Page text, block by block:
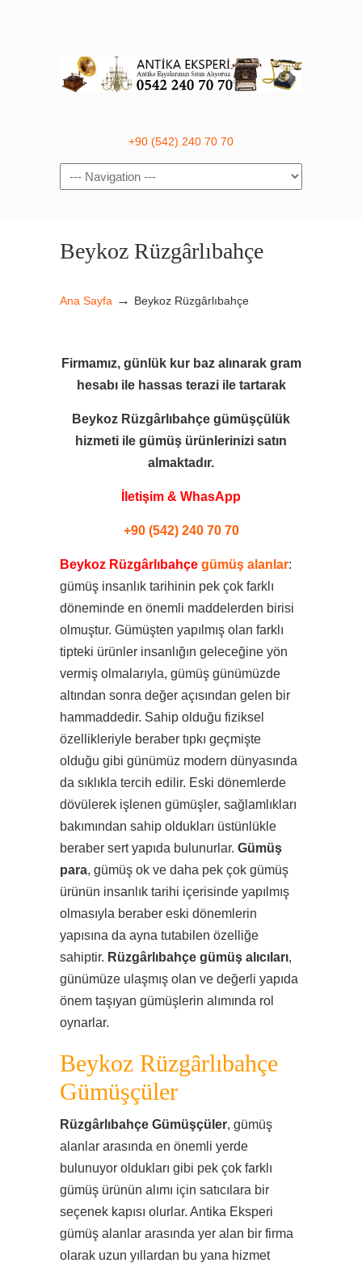
+90 (542) 240 70 70
Navigation
Beykoz Rüzgârlıbahçe
Ana Sayfa → Beykoz Rüzgârlıbahçe
Firmamız, günlük kur baz alınarak gram
hesabı ile hassas terazi ile tartarak
Beykoz Rüzgârlıbahçe gümüşçülük
hizmeti ile gümüş ürünlerinizi satın
almaktadır.
İletişim & WhasApp
+90 (542) 240 70 70
Beykoz Rüzgârlıbahçe gümüş alanlar:
gümüş insanlık tarihinin pek çok farklı
döneminde en önemli maddelerden birisi
olmuştur. Gümüşten yapılmış olan farklı
tipteki ürünler insanlığın geleceğine yön
vermiş olmalarıyla, gümüş günümüzde
altından sonra değer açısından gelen bir
hammaddedir. Sahip olduğu fiziksel
özellikleriyle beraber tıpkı geçmişte
olduğu gibi günümüz modern dünyasında
da sıklıkla tercih edilir. Eski dönemlerde
dövülerek işlenen gümüşler, sağlamlıkları
bakımından sahip oldukları üstünlükle
beraber sert yapıda bulunurlar. Gümüş
para, gümüş ok ve daha pek çok gümüş
ürünün insanlık tarihi içerisinde yapılmış
olmasıyla beraber eski dönemlerin
yapısına da ayna tutabilen özelliğe
sahiptir. Rüzgârlıbahçe gümüş alıcıları,
günümüze ulaşmış olan ve değerli yapıda
önem taşıyan gümüşlerin alımında rol
oynarlar.
Beykoz Rüzgârlıbahçe
Gümüşçüler
Rüzgârlıbahçe Gümüşçüler, gümüş
alanlar arasında en önemli yerde
bulunuyor oldukları gibi pek çok farklı
gümüş ürünün alımı için satıcılara bir
seçenek kapısı olurlar. Antika Eksperi
gümüş alanlar arasında yer alan bir firma
olarak uzun yıllardan bu yana hizmet